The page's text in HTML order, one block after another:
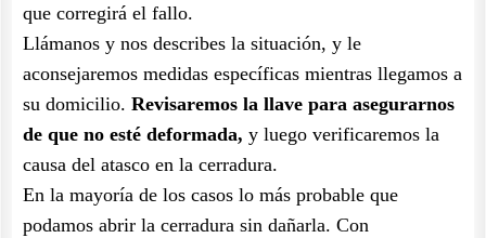
que corregirá el fallo.
Llámanos y nos describes la situación, y le
aconsejaremos medidas específicas mientras llegamos a
su domicilio. Revisaremos la llave para asegurarnos
de que no esté deformada, y luego verificaremos la
causa del atasco en la cerradura.
En la mayoría de los casos lo más probable que
podamos abrir la cerradura sin dañarla. Con